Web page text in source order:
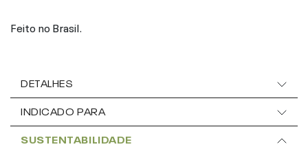
Feito no Brasil.
DETALHES
INDICADO PARA
SUSTENTABILIDADE